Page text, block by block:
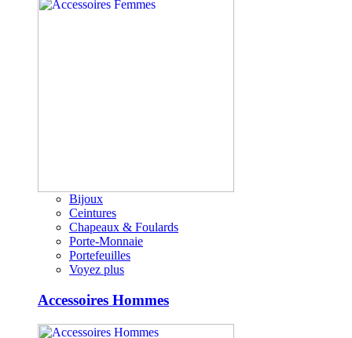
Bijoux
Ceintures
Chapeaux & Foulards
Porte-Monnaie
Portefeuilles
Voyez plus
Accessoires Hommes